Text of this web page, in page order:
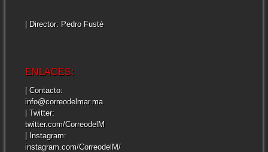
| Director: Pedro Fusté
ENLACES:
| Contacto:
info@correodelmar.ma
| Twitter:
twitter.com/CorreodelM
| Instagram:
instagram.com/CorreodelM/